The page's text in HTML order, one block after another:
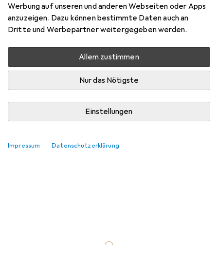
Werbung auf unseren und anderen Webseiten oder Apps
anzuzeigen. Dazu können bestimmte Daten auch an
Dritte und Werbepartner weitergegeben werden.
Allem zustimmen
Nur das Nötigste
Einstellungen
Impressum Datenschutzerklärung